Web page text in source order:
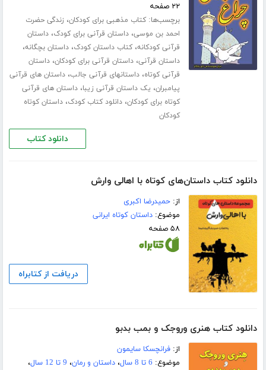
۲۲ صفحه
برچسب‌ها:کتاب مذهبی برای کودکان، زندگی حضرت
احمد بن موسی،داستان قرآنی برای کودک،داستان
قرآنی کودکانه،کتاب داستان کودک،داستان بچگانه،
داستان قرآنی،داستان قرآنی برای کودکان،داستان
قرآنی کوتاه،داستانهای قرآنی جالب،داستان های قرآنی
پیامبران، یک داستان قرآنی زیبا،داستان های قرآنی
کوتاه برای کودکان،دانلود کتاب کودک،داستان کوتاه
کودکان
دانلود کتاب
دانلود کتاب داستان‌های کوتاه با اهالی وارش
از:حمیدرضا اکبری
موضوع:داستان کوتاه ایرانی
۵۸ صفحه
دریافت از کتابراه
دانلود کتاب هنری وروجک و بمب بدبو
از:فرانچسکا سایمون
موضوع: 6 تا 8 سال ،داستان و رمان، 9 تا 12 سال
،